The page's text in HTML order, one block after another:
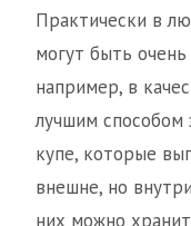
Практически в
могут быть
например, в
лучшим
купе, которые
внешне, но
них можно